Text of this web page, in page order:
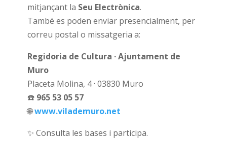
mitjançant la Seu Electrònica.
També es poden enviar presencialment, per
correu postal o missatgeria a:
Regidoria de Cultura · Ajuntament de
Muro
Placeta Molina, 4 · 03830 Muro
☎️ 965 53 05 57
🌐www.vilademuro.net
✨ Consulta les bases i participa.